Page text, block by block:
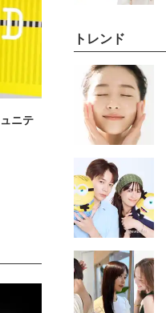
ニテ
トレンド